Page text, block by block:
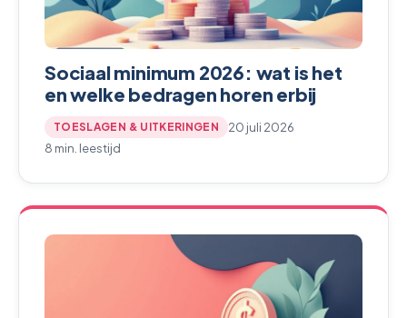
Sociaal minimum 2026: wat is het
en welke bedragen horen erbij
TOESLAGEN & UITKERINGEN
20 juli 2026
8 min. leestijd